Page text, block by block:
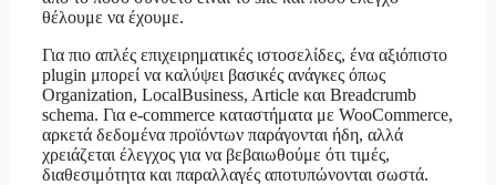
θέλουμε να έχουμε.
Για πιο απλές επιχειρηματικές ιστοσελίδες, ένα αξιόπιστο
plugin μπορεί να καλύψει βασικές ανάγκες όπως
Organization, LocalBusiness, Article και Breadcrumb
schema. Για e-commerce καταστήματα με WooCommerce,
αρκετά δεδομένα προϊόντων παράγονται ήδη, αλλά
χρειάζεται έλεγχος για να βεβαιωθούμε ότι τιμές,
διαθεσιμότητα και παραλλαγές αποτυπώνονται σωστά.